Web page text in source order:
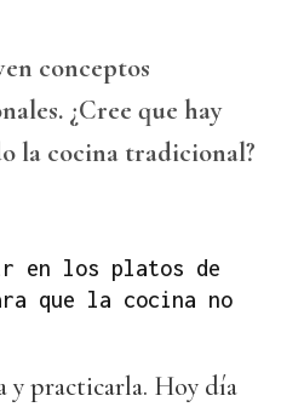
conceptos
¿Cree que hay
la cocina tradicional?
en los platos de
que la cocina no
y practicarla. Hoy día